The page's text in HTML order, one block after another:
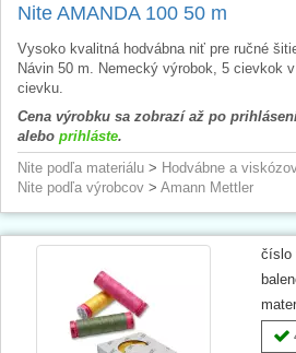
Nite AMANDA 100 50 m
Vysoko kvalitná hodvábna niť pre ručné
Návin 50 m. Nemecký výrobok, 5 cievkok
cievku.
Cena výrobku sa zobrazí až po
alebo prihláste.
Nite podľa materiálu > Hodvábne a
Nite podľa výrobcov > Amann Mettler
číslo